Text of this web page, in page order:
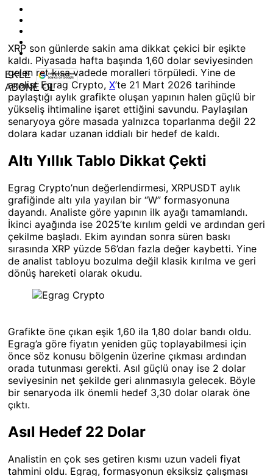
EKLE
ABONE OL
XRP son günlerde sakin ama dikkat çekici bir eşikte
kaldı. Piyasada hafta başında 1,60 dolar seviyesinden
gelen ret kısa vadede moralleri törpüledi. Yine de
analist Egrag Crypto, X’te 21 Mart 2026 tarihinde
paylaştığı aylık grafikte oluşan yapının halen güçlü bir
yükseliş ihtimaline işaret ettiğini savundu. Paylaşılan
senaryoya göre masada yalnızca toparlanma değil 22
dolara kadar uzanan iddialı bir hedef de kaldı.
Altı Yıllık Tablo Dikkat Çekti
Egrag Crypto’nun değerlendirmesi, XRPUSDT aylık
grafiğinde altı yıla yayılan bir “W” formasyonuna
dayandı. Analiste göre yapının ilk ayağı tamamlandı.
İkinci ayağında ise 2025’te kırılım geldi ve ardından geri
çekilme başladı. Ekim ayından sonra süren baskı
sırasında XRP yüzde 56’dan fazla değer kaybetti. Yine
de analist tabloyu bozulma değil klasik kırılma ve geri
dönüş hareketi olarak okudu.
Grafikte öne çıkan eşik 1,60 ila 1,80 dolar bandı oldu.
Egrag’a göre fiyatın yeniden güç toplayabilmesi için
önce söz konusu bölgenin üzerine çıkması ardından
orada tutunması gerekti. Asıl güçlü onay ise 2 dolar
seviyesinin net şekilde geri alınmasıyla gelecek. Böyle
bir senaryoda ilk önemli hedef 3,30 dolar olarak öne
çıktı.
Asıl Hedef 22 Dolar
Analistin en çok ses getiren kısmı uzun vadeli fiyat
tahmini oldu. Egrag, formasyonun eksiksiz çalışması